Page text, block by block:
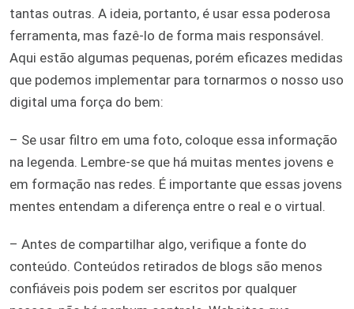
tantas outras. A ideia, portanto, é usar essa poderosa
ferramenta, mas fazê-lo de forma mais responsável.
Aqui estão algumas pequenas, porém eficazes medidas
que podemos implementar para tornarmos o nosso uso
digital uma força do bem:
– Se usar filtro em uma foto, coloque essa informação
na legenda. Lembre-se que há muitas mentes jovens e
em formação nas redes. É importante que essas jovens
mentes entendam a diferença entre o real e o virtual.
– Antes de compartilhar algo, verifique a fonte do
conteúdo. Conteúdos retirados de blogs são menos
confiáveis pois podem ser escritos por qualquer